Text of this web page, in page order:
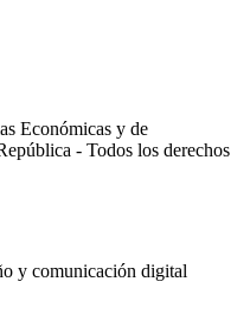
Económicas y de
- Todos los derechos
y comunicación digital